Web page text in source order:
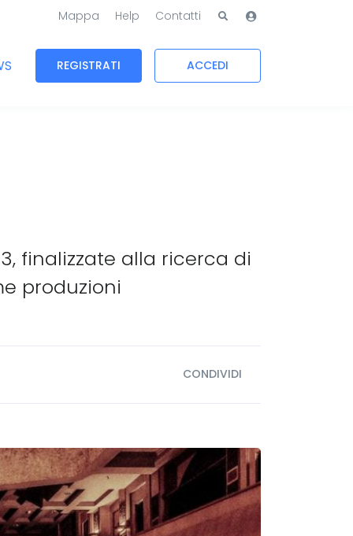
Mappa Help Contatti
REGISTRATI ACCEDI
finalizzate alla ricerca di
produzioni
CONDIVIDI